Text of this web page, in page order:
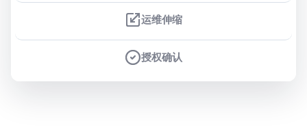
运维伸缩
授权确认